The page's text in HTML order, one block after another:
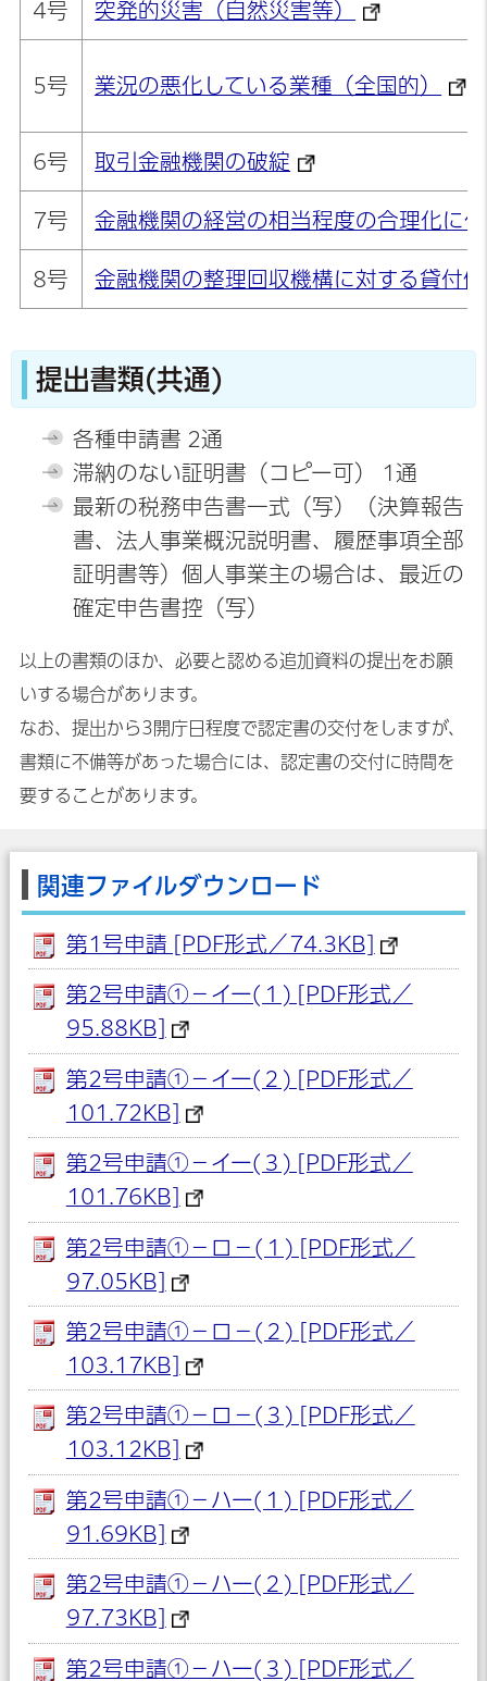
4号 突発的災害（自然災害等）
5号 業況の悪化している業種（全国的）
6号 取引金融機関の破綻
7号 金融機関の経営の相当程度の合理化に
8号 金融機関の整理回収機構に対する貸付
提出書類(共通)
各種申請書 2通
滞納のない証明書（コピー可） 1通
最新の税務申告書一式（写）（決算報告
書、法人事業概況説明書、履歴事項全部
証明書等）個人事業主の場合は、最近の
確定申告書控（写）
以上の書類のほか、必要と認める追加資料の提出をお願
いする場合があります。
なお、提出から3開庁日程度で認定書の交付をしますが、
書類に不備等があった場合には、認定書の交付に時間を
要することがあります。
関連ファイルダウンロード
第1号申請 [PDF形式／74.3KB]
第2号申請①－イー(１) [PDF形式／
95.88KB]
第2号申請①－イー(２) [PDF形式／
101.72KB]
第2号申請①－イー(３) [PDF形式／
101.76KB]
第2号申請①－ロ－(１) [PDF形式／
97.05KB]
第2号申請①－ロ－(２) [PDF形式／
103.17KB]
第2号申請①－ロ－(３) [PDF形式／
103.12KB]
第2号申請①－ハー(１) [PDF形式／
91.69KB]
第2号申請①－ハー(２) [PDF形式／
97.73KB]
第2号申請①－ハー(３) [PDF形式／